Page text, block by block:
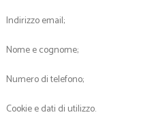
Indirizzo email;
Nome e cognome;
Numero di telefono;
Cookie e dati di utilizzo.